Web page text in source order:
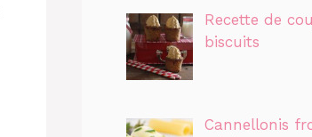
Recette de
biscuits
Cannellonis